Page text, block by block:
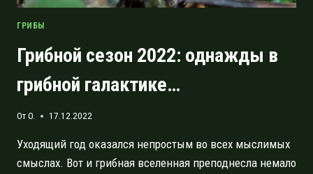
ГРИБЫ
Грибной сезон 2022: однажды в
грибной галактике…
ОтO. 17.12.2022
Уходящий год оказался непростым во всех мыслимых
смыслах. Вот и грибная вселенная преподнесла немало